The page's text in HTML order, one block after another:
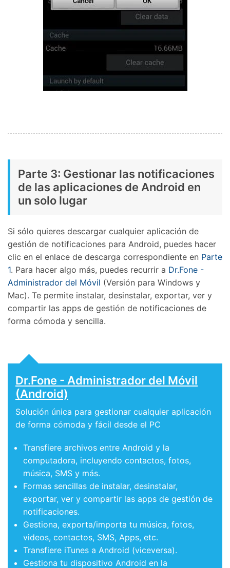
Parte 3: Gestionar las notificaciones
de las aplicaciones de Android en
un solo lugar
Si sólo quieres descargar cualquier aplicación de
gestión de notificaciones para Android, puedes hacer
clic en el enlace de descarga correspondiente en Parte
1. Para hacer algo más, puedes recurrir a Dr.Fone -
Administrador del Móvil (Versión para Windows y
Mac). Te permite instalar, desinstalar, exportar, ver y
compartir las apps de gestión de notificaciones de
forma cómoda y sencilla.
Dr.Fone - Administrador del Móvil
(Android)
Solución única para gestionar cualquier aplicación
de forma cómoda y fácil desde el PC
Transfiere archivos entre Android y la
computadora, incluyendo contactos, fotos,
música, SMS y más.
Formas sencillas de instalar, desinstalar,
exportar, ver y compartir las apps de gestión de
notificaciones.
Gestiona, exporta/importa tu música, fotos,
videos, contactos, SMS, Apps, etc.
Transfiere iTunes a Android (viceversa).
Gestiona tu dispositivo Android en la